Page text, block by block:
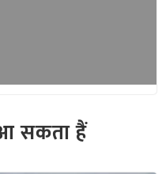
सकता हैं